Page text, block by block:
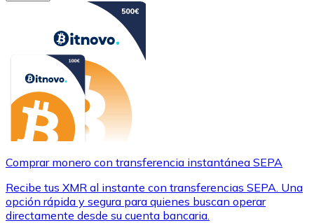
Comprar monero con transferencia instantánea SEPA
Recibe tus XMR al instante con transferencias SEPA. Una
opción rápida y segura para quienes buscan operar
directamente desde su cuenta bancaria.